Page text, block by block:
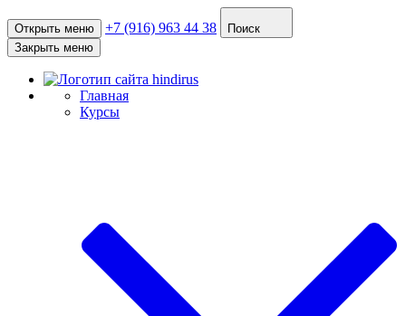
Открыть меню +7 (916) 963 44 38
Поиск
Закрыть меню
Главная
Курсы